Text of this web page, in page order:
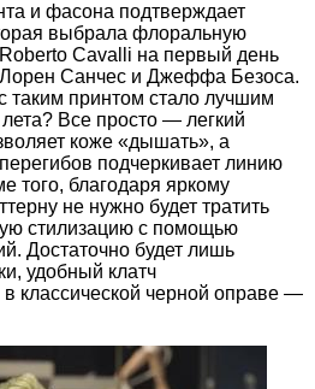
и фасона подтверждает
выбрала флоральную
Cavalli на первый день
Санчес и Джеффа Безоса.
таким принтом стало лучшим
Все просто — легкий
коже «дышать», а
подчеркивает линию
того, благодаря яркому
не нужно будет тратить
стилизацию с помощью
Достаточно будет лишь
удобный клатч
классической черной оправе —